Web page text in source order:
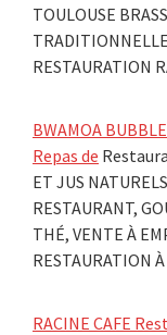
TOULOUSE
RESTAURATION
BWAMOA
Repas de
ET JUS
RESTAURANT,
THÉ, VENTE À
RESTAURATION
RACINE CAFE